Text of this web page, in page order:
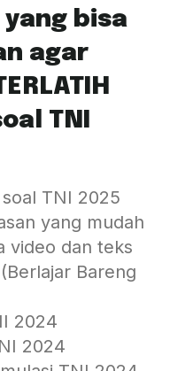
bisa
agar
TNI
TNI 2025
yang mudah
video dan teks
Bareng
2024
2024